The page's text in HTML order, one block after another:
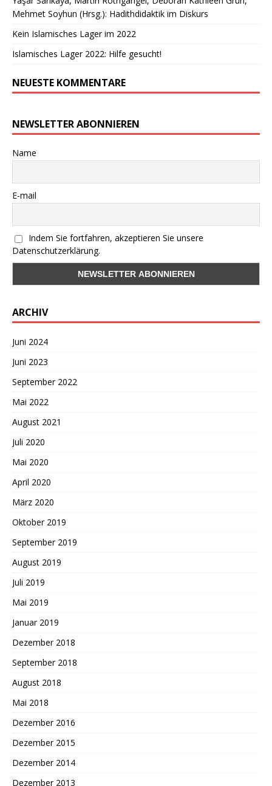
Mehmet Soyhun (Hrsg.): Hadithdidaktik im Diskurs
Kein Islamisches Lager im 2022
Islamisches Lager 2022: Hilfe gesucht!
NEUESTE KOMMENTARE
NEWSLETTER ABONNIEREN
Name
E-mail
Indem Sie fortfahren, akzeptieren Sie unsere
Datenschutzerklärung.
ARCHIV
Juni 2024
Juni 2023
September 2022
Mai 2022
August 2021
Juli 2020
Mai 2020
April 2020
März 2020
Oktober 2019
September 2019
August 2019
Juli 2019
Mai 2019
Januar 2019
Dezember 2018
September 2018
August 2018
Mai 2018
Dezember 2016
Dezember 2015
Dezember 2014
Dezember 2013